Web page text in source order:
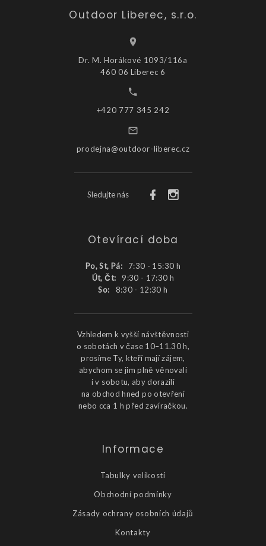
Outdoor Liberec, s.r.o.
Dr. M. Horákové 1093/116a
460 06 Liberec 6
+420 777 345 242
prodejna@outdoor-liberec.cz
Sledujte nás
Otevírací doba
Po, St, Pá:
7:30 - 15:30 h
Út, Čt: 9:30 - 17:30 h
So: 8:30 - 12:30 h
Vzhledem k vyšší návštěvnosti
o sobotách v čase 10–11.30 h,
prosíme Ty, kteří mají zájem,
abychom se jim plně věnovali
i v sobotu, aby dorazili
na obchod hned po otevření
nebo cca 1 h před zavíračkou.
Informace
Tabulky velikostí
Obchodní podmínky
Zásady ochrany osobních údajů
Kontakty